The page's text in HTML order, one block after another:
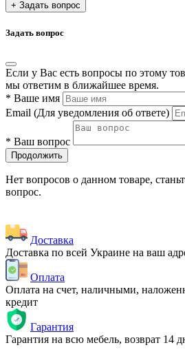
+ Задать вопрос
Задать вопрос
Если у Вас есть вопросы по этому
мы ответим в ближайшее время.
* Ваше имя
Email (Для уведомления об ответе)
* Ваш вопрос
Продолжить
Нет вопросов о данном товаре,
вопрос.
Доставка
Доставка по всей Украине на ваш
Оплата
Оплата на счет, наличными,
кредит
Гарантия
Гарантия на всю мебель, возврат 14